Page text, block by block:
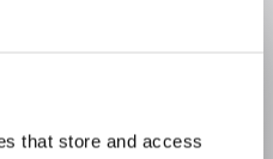
that store and access